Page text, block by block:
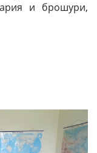
и брошури,